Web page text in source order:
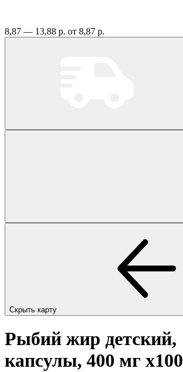
8,87 — 13,88 р. от 8,87 р.
Скрыть карту
Рыбий жир детский,
капсулы, 400 мг x100